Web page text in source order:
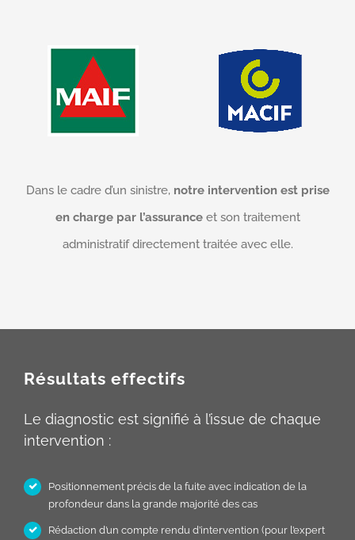
Dans le cadre d’un sinistre, notre intervention est prise
en charge par l’assuranceet son traitement
administratif directement traitée avec elle.
Résultats effectifs
Le diagnostic est signifié à l’issue de chaque
intervention :
Positionnement précis de la fuite avec indication de la
profondeur dans la grande majorité des cas
Rédaction d’un compte rendu d’intervention (pour l’expert